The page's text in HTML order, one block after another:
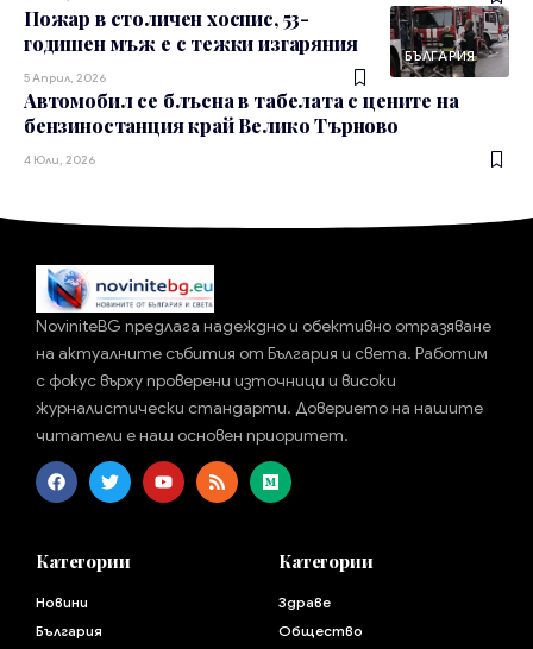
БЪЛГАРИЯ
Пожар в столичен хоспис, 53-
годишен мъж е с тежки изгаряния
5 Април, 2026
Автомобил се блъсна в табелата с цените на
бензиностанция край Велико Търново
4 Юли, 2026
NoviniteBG предлага надеждно и обективно отразяване
на актуалните събития от България и света. Работим
с фокус върху проверени източници и високи
журналистически стандарти. Доверието на нашите
читатели е наш основен приоритет.
Категории
Новини
България
Категории
Здраве
Общество